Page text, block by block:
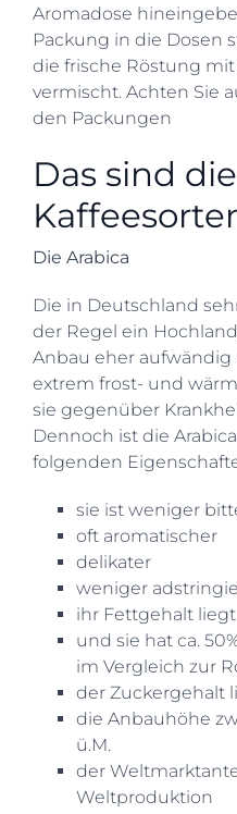
Aromadose
Packung in die Dosen
die frische Röstung
vermischt. Achten Sie
den Packungen
Das sind
Die Arabica
Die in Deutschland
der Regel ein
Anbau eher aufwändig
extrem frost- und
sie gegenüber
Dennoch ist die
folgenden
sie ist weniger
oft aromatischer
delikater
weniger
ihr Fettgehalt liegt
und sie hat ca.
im Vergleich zur
der Zuckergehalt
die Anbauhöhe
ü.M.
der
Weltproduktion